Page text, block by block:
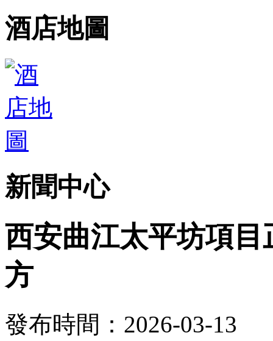
酒店地圖
新聞中心
西安曲江太平坊項目
方
發布時間：2026-03-13